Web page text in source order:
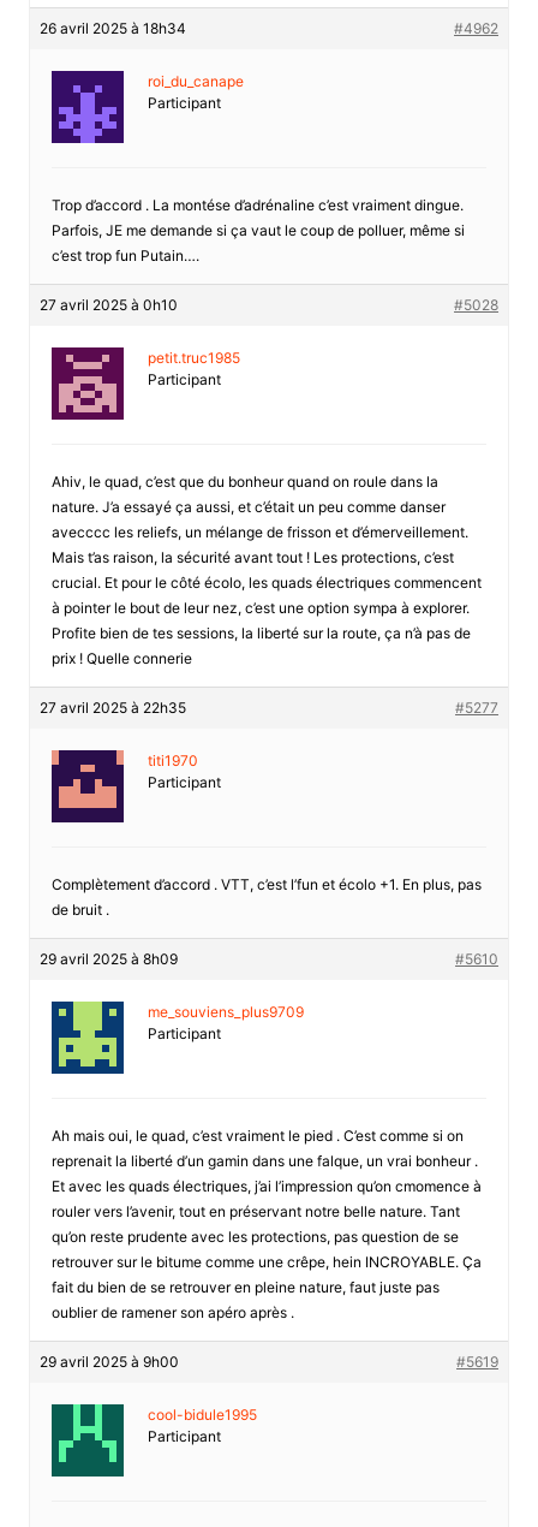
26 avril 2025 à 18h34 #4962
roi_du_canape
Participant
Trop d’accord . La montése d’adrénaline c’est vraiment dingue.
Parfois, JE me demande si ça vaut le coup de polluer, même si
c’est trop fun Putain….
27 avril 2025 à 0h10 #5028
petit.truc1985
Participant
Ahiv, le quad, c’est que du bonheur quand on roule dans la
nature. J’a essayé ça aussi, et c’était un peu comme danser
avecccc les reliefs, un mélange de frisson et d’émerveillement.
Mais t’as raison, la sécurité avant tout ! Les protections, c’est
crucial. Et pour le côté écolo, les quads électriques commencent
à pointer le bout de leur nez, c’est une option sympa à explorer.
Profite bien de tes sessions, la liberté sur la route, ça n’à pas de
prix ! Quelle connerie
27 avril 2025 à 22h35 #5277
titi1970
Participant
Complètement d’accord . VTT, c’est l’fun et écolo +1. En plus, pas
de bruit .
29 avril 2025 à 8h09 #5610
me_souviens_plus9709
Participant
Ah mais oui, le quad, c’est vraiment le pied . C’est comme si on
reprenait la liberté d’un gamin dans une falque, un vrai bonheur .
Et avec les quads électriques, j’ai l’impression qu’on cmomence à
rouler vers l’avenir, tout en préservant notre belle nature. Tant
qu’on reste prudente avec les protections, pas question de se
retrouver sur le bitume comme une crêpe, hein INCROYABLE. Ça
fait du bien de se retrouver en pleine nature, faut juste pas
oublier de ramener son apéro après .
29 avril 2025 à 9h00 #5619
cool-bidule1995
Participant